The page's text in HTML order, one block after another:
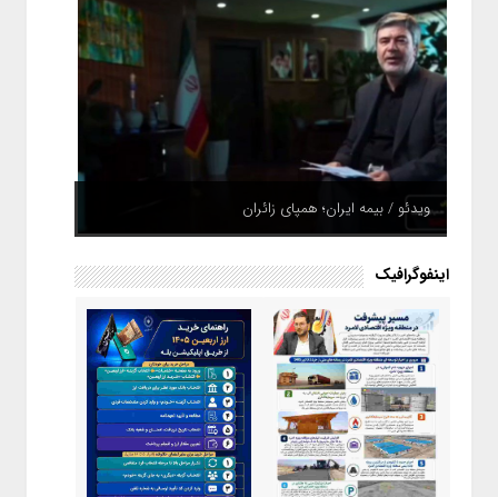
ویدئو / بیمه ایران؛ همپای زائران
اینفوگرافیک